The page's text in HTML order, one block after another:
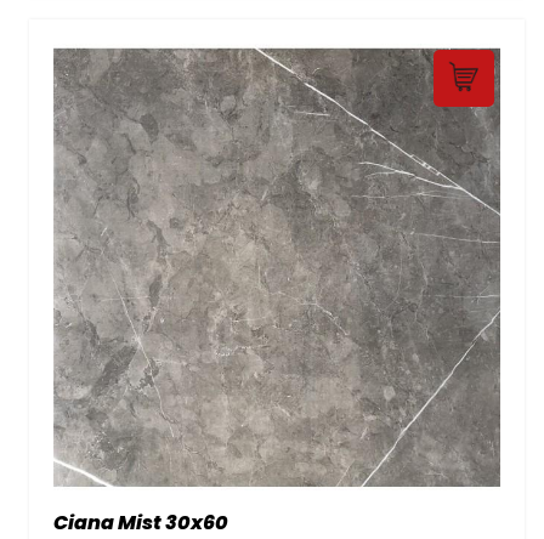
Ciana Mist 30x60